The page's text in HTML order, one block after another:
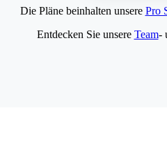
Die Pläne beinhalten unsere Pro
Entdecken Sie unsere Team-